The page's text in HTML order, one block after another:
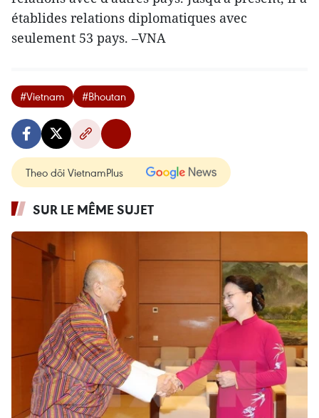
établides relations diplomatiques avec
seulement 53 pays. –VNA
#Vietnam #Bhoutan
Theo dõi VietnamPlus
SUR LE MÊME SUJET